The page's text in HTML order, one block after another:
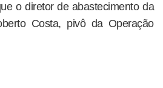
o diretor de abastecimento da
Costa, pivô da Operação